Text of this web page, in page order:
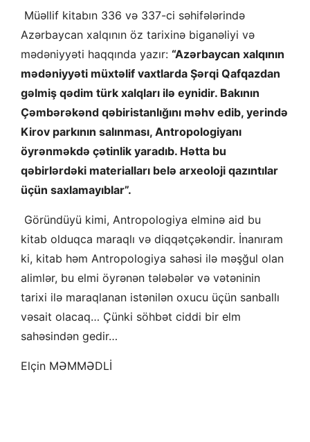
Müəllif kitabın 336 və 337-ci səhifələrində
Azərbaycan xalqının öz tarixinə biganəliyi və
mədəniyyəti haqqında yazır: “Azərbaycan xalqının
mədəniyyəti müxtəlif vaxtlarda Şərqi Qafqazdan
gəlmiş qədim türk xalqları ilə eynidir. Bakının
Çəmbərəkənd qəbiristanlığını məhv edib, yerində
Kirov parkının salınması, Antropologiyanı
öyrənməkdə çətinlik yaradıb. Hətta bu
qəbirlərdəki materialları belə arxeoloji qazıntılar
üçün saxlamayıblar”.
Göründüyü kimi, Antropologiya elminə aid bu
kitab olduqca maraqlı və diqqətçəkəndir. İnanıram
ki, kitab həm Antropologiya sahəsi ilə məşğul olan
alimlər, bu elmi öyrənən tələbələr və vətəninin
tarixi ilə maraqlanan istənilən oxucu üçün sanballı
vəsait olacaq… Çünki söhbət ciddi bir elm
sahəsindən gedir…
Elçin MƏMMƏDLİ